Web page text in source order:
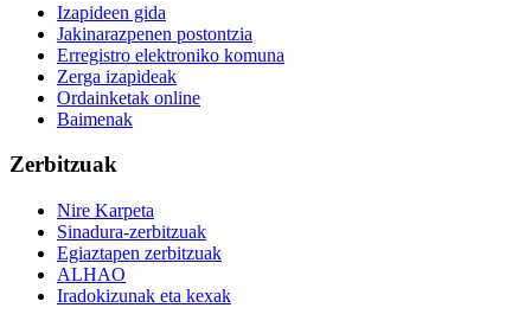
Izapideen gida
Jakinarazpenen postontzia
Erregistro elektroniko komuna
Zerga izapideak
Ordainketak online
Baimenak
Zerbitzuak
Nire Karpeta
Sinadura-zerbitzuak
Egiaztapen zerbitzuak
ALHAO
Iradokizunak eta kexak